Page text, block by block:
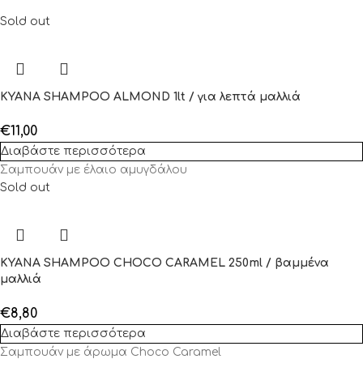
Sold out
KYANA SHAMPOO ALMOND 1lt / για λεπτά μαλλιά
€11,00
Διαβάστε περισσότερα
Σαμπουάν με έλαιο αμυγδάλου
Sold out
KYANA SHAMPOO CHOCO CARAMEL 250ml / βαμμένα
μαλλιά
€8,80
Διαβάστε περισσότερα
Σαμπουάν με άρωμα Choco Caramel